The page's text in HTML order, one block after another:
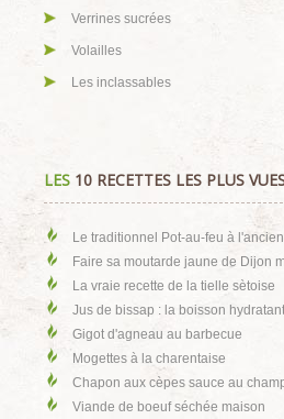
Verrines sucrées
Volailles
Les inclassables
LES 10 RECETTES LES PLUS
Le traditionnel Pot-au-feu à
Faire sa moutarde jaune de Dijon
La vraie recette de la tielle sètoise
Jus de bissap : la boisson
Gigot d'agneau au barbecue
Mogettes à la charentaise
Chapon aux cèpes sauce au
Viande de boeuf séchée maison